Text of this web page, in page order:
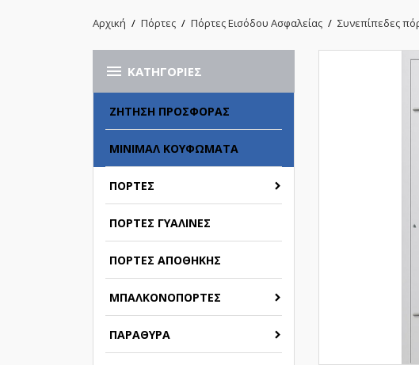
Αρχική Πόρτες Πόρτες Εισόδου Ασφαλείας Συνεπίπεδες
 ΚΑΤΗΓΟΡΊΕΣ
ΖΉΤΗΣΗ ΠΡΟΣΦΟΡΆΣ
ΜΊΝΙΜΑΛ ΚΟΥΦΏΜΑΤΑ
ΠΌΡΤΕΣ
ΠΌΡΤΕΣ ΓΥΆΛΙΝΕΣ
ΠΌΡΤΕΣ ΑΠΟΘΉΚΗΣ
ΜΠΑΛΚΟΝΌΠΟΡΤΕΣ
ΠΑΡΆΘΥΡΑ